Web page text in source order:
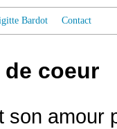
Bardot Contact
coeur
son amour